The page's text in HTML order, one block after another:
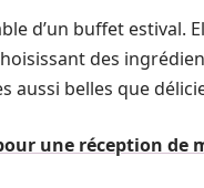
d’un buffet estival.
des
aussi belles que
une réception de